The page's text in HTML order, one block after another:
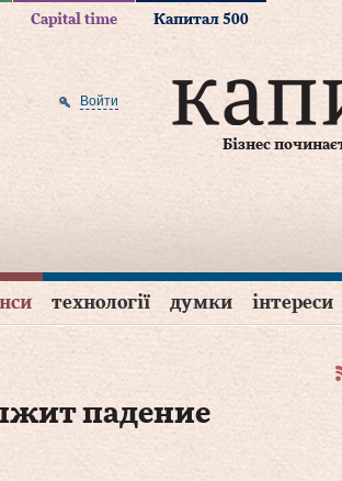
Capital time Капитал 500
Бізнес
Войти
технології думки інтереси
падение